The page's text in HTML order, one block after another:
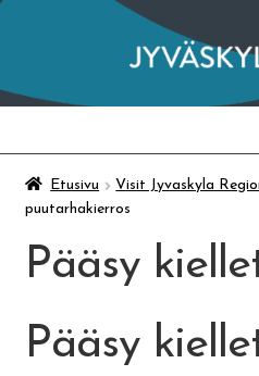
Taidemuseo & Ratamo
Suomen käsityön museo
Etusivu Visit Jyvaskyla
puutarhakierros
Pääsy
Pääsy